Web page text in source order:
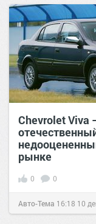
Chevrolet Viva
рынке
0 0
Авто-Тема 16:18 10